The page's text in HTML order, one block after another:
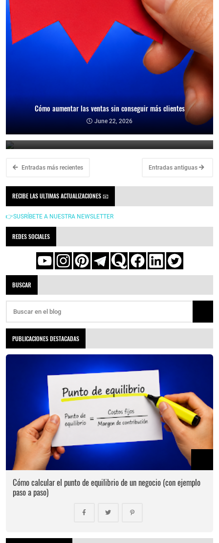
Cómo aumentar las ventas sin conseguir más clientes
June 22, 2026
Cómo reducir la dependencia de un cliente y proteger tu negocio
June 21, 2026
Entradas más recientes Entradas antiguas
RECIBE LAS ULTIMAS ACTUALIZACIONES 📧
👉SUSRÍBETE A NUESTRA NEWSLETTER
REDES SOCIALES
BUSCAR
PUBLICACIONES DESTACADAS
Cómo calcular el punto de equilibrio de un negocio (con ejemplo
paso a paso)